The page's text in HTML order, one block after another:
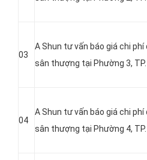
03
A Shun tư vấn báo giá chi
sân thượng tại Phường 3, TP.
04
A Shun tư vấn báo giá chi
sân thượng tại Phường 4, TP.